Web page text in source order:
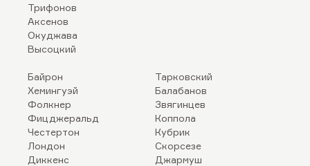
Трифонов
Аксенов
Окуджава
Высоцкий
Байрон
Хемингуэй
Фолкнер
Фицджеральд
Честертон
Лондон
Диккенс
Тарковский
Балабанов
Звягинцев
Коппола
Кубрик
Скорсезе
Джармуш